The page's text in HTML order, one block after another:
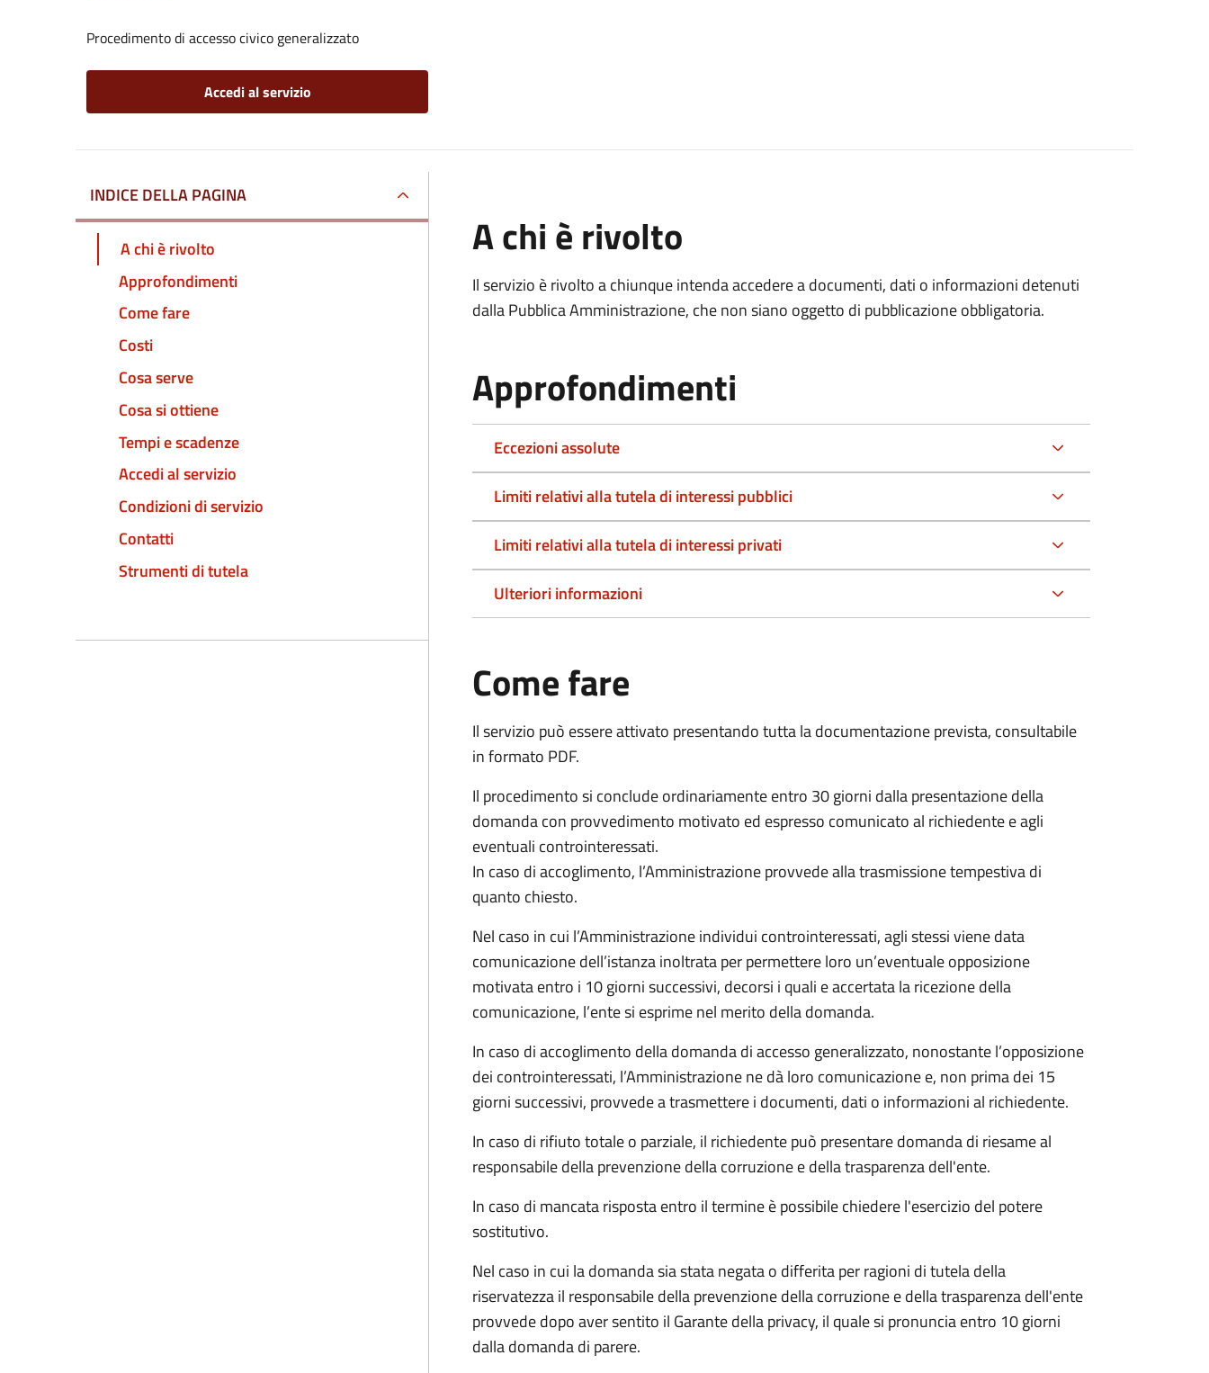
Procedimento di accesso civico generalizzato
Accedi al servizio
INDICE DELLA PAGINA
A chi è rivolto
Approfondimenti
Come fare
Costi
Cosa serve
Cosa si ottiene
Tempi e scadenze
Accedi al servizio
Condizioni di servizio
Contatti
Strumenti di tutela
A chi è rivolto
Il servizio è rivolto a chiunque intenda accedere a documenti, dati o informazioni detenuti
dalla Pubblica Amministrazione, che non siano oggetto di pubblicazione obbligatoria.
Approfondimenti
Eccezioni assolute
Limiti relativi alla tutela di interessi pubblici
Limiti relativi alla tutela di interessi privati
Ulteriori informazioni
Come fare
Il servizio può essere attivato presentando tutta la documentazione prevista, consultabile
in formato PDF.
Il procedimento si conclude ordinariamente entro 30 giorni dalla presentazione della
domanda con provvedimento motivato ed espresso comunicato al richiedente e agli
eventuali controinteressati.
In caso di accoglimento, l’Amministrazione provvede alla trasmissione tempestiva di
quanto chiesto.
Nel caso in cui l’Amministrazione individui controinteressati, agli stessi viene data
comunicazione dell’istanza inoltrata per permettere loro un’eventuale opposizione
motivata entro i 10 giorni successivi, decorsi i quali e accertata la ricezione della
comunicazione, l’ente si esprime nel merito della domanda.
In caso di accoglimento della domanda di accesso generalizzato, nonostante l’opposizione
dei controinteressati, l’Amministrazione ne dà loro comunicazione e, non prima dei 15
giorni successivi, provvede a trasmettere i documenti, dati o informazioni al richiedente.
In caso di rifiuto totale o parziale, il richiedente può presentare domanda di riesame al
responsabile della prevenzione della corruzione e della trasparenza dell'ente.
In caso di mancata risposta entro il termine è possibile chiedere l'esercizio del potere
sostitutivo.
Nel caso in cui la domanda sia stata negata o differita per ragioni di tutela della
riservatezza il responsabile della prevenzione della corruzione e della trasparenza dell'ente
provvede dopo aver sentito il Garante della privacy, il quale si pronuncia entro 10 giorni
dalla domanda di parere.